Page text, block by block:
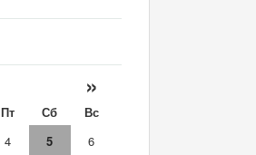
»
Пт Сб
Вс
4 5
6